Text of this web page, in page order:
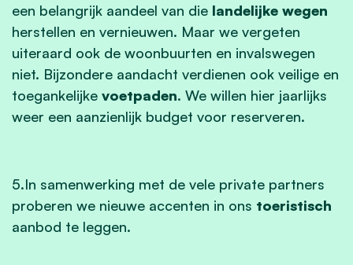
een belangrijk aandeel van die landelijke wegen
herstellen en vernieuwen. Maar we vergeten
uiteraard ook de woonbuurten en invalswegen
niet. Bijzondere aandacht verdienen ook veilige en
toegankelijke voetpaden. We willen hier jaarlijks
weer een aanzienlijk budget voor reserveren.
5.In samenwerking met de vele private partners
proberen we nieuwe accenten in ons toeristisch
aanbod te leggen.